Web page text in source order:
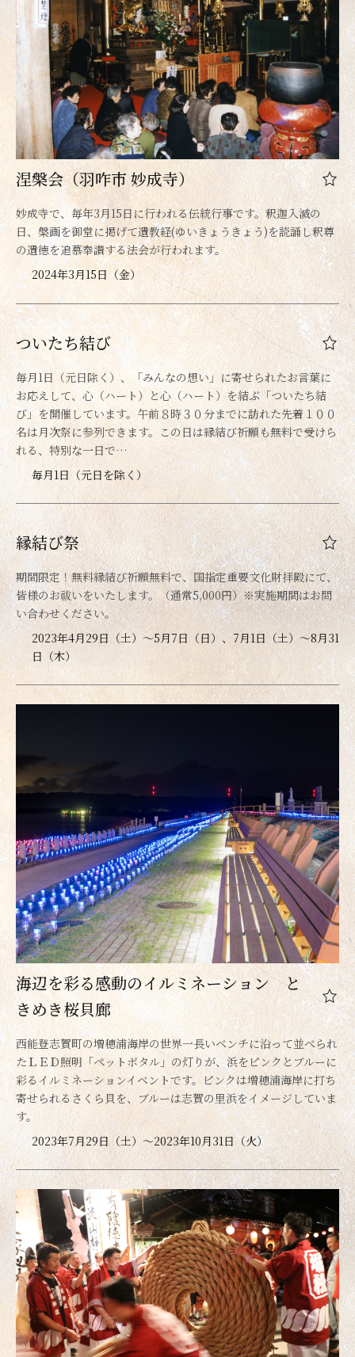
涅槃会（羽咋市 妙成寺）
妙成寺で、毎年3月15日に行われる伝統行事です。釈迦入滅の
日、槃画を御堂に掲げて遺教経(ゆいきょうきょう)を読誦し釈尊
の遺徳を追慕奉讃する法会が行われます。
2024年3月15日（金）
ついたち結び
毎月1日（元日除く）、「みんなの想い」に寄せられたお言葉に
お応えして、心（ハート）と心（ハート）を結ぶ「ついたち結
び」を開催しています。午前８時３０分までに訪れた先着１００
名は月次祭に参列できます。この日は縁結び祈願も無料で受けら
れる、特別な一日で…
毎月1日（元日を除く）
縁結び祭
期間限定！無料縁結び祈願無料で、国指定重要文化財拝殿にて、
皆様のお祓いをいたします。（通常5,000円）※実施期間はお問
い合わせください。
2023年4月29日（土）～5月7日（日）、7月1日（土）～8月31
日（木）
海辺を彩る感動のイルミネーション と
きめき桜貝廊
西能登志賀町の増穂浦海岸の世界一長いベンチに沿って並べられ
たＬＥＤ照明「ペットボタル」の灯りが、浜をピンクとブルーに
彩るイルミネーションイベントです。ピンクは増穂浦海岸に打ち
寄せられるさくら貝を、ブルーは志賀の里浜をイメージしていま
す。
2023年7月29日（土）～2023年10月31日（火）